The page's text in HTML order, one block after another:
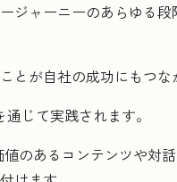
ジャーニーのあらゆる
とが自社の成功にもつな
じて実践されます。
値のあるコンテンツや対